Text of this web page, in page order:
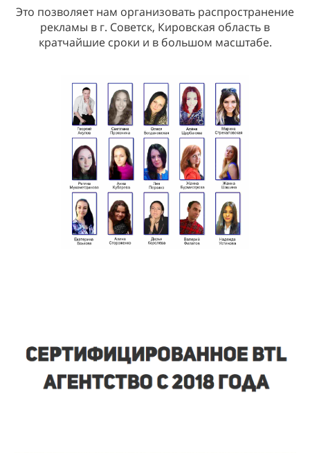
Это позволяет нам организовать распространение
рекламы в г. Советск, Кировская область в
кратчайшие сроки и в большом масштабе.